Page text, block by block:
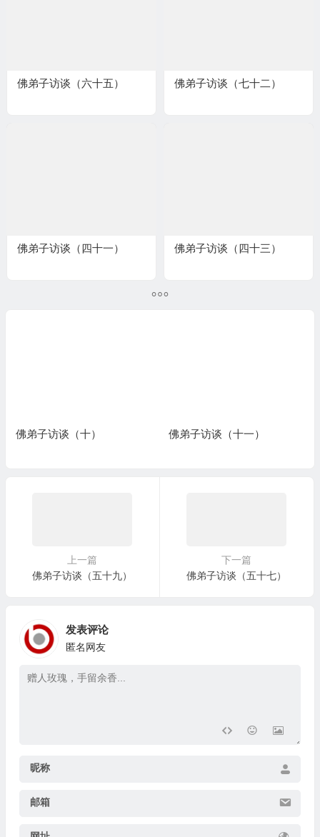
佛弟子访谈（六十五） 佛弟子访谈（七十二）
佛弟子访谈（四十一） 佛弟子访谈（四十三）
佛弟子访谈（十一） 佛弟子访谈（十二）
上一篇
佛弟子访谈（五十九）
下一篇
佛弟子访谈（五十七）
发表评论
匿名网友
昵称
邮箱